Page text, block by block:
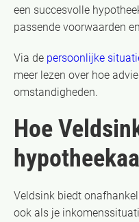
een succesvolle
passende voorwaarden
Via de persoonlijke
meer lezen over hoe
omstandigheden.
Hoe
Veldsink biedt
ook als je